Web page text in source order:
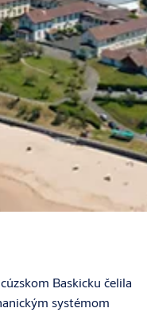
Baskicku čelila
systémom